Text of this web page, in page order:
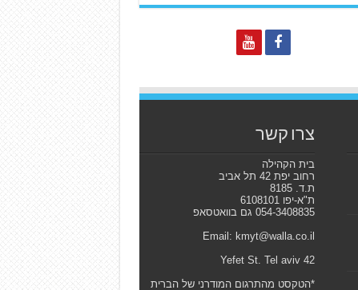
צרו קשר
בית הקהילה
רחוב יפת 42 תל אביב
ת.ד. 8185
ת"א-יפו 6108101
054-3408835 גם בוואטסאפ
Email: kmyt@walla.co.il
42 Yefet St. Tel aviv
*הטקסט מהתרגום המודרני של הברית